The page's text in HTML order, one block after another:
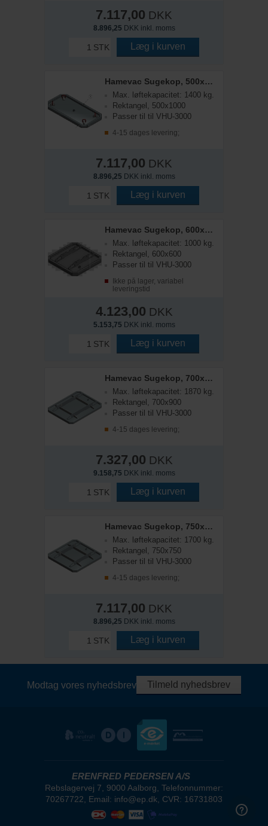
7.117,00 DKK
8.896,25 DKK inkl. moms
STK Læg i kurven
Hamevac Sugekop, 500x1000mm t/ VHU-3000
Max. løftekapacitet: 1400 kg.
Rektangel, 500x1000
Passer til til VHU-3000
4-15 dages levering;
7.117,00 DKK
8.896,25 DKK inkl. moms
STK Læg i kurven
Hamevac Sugekop, 600x600mm t/ VHU-3000
Max. løftekapacitet: 1000 kg.
Rektangel, 600x600
Passer til til VHU-3000
Ikke på lager, variabel
leveringstid
4.123,00 DKK
5.153,75 DKK inkl. moms
STK Læg i kurven
Hamevac Sugekop, 700x900mm t/ VHU-3000
Max. løftekapacitet: 1870 kg.
Rektangel, 700x900
Passer til til VHU-3000
4-15 dages levering;
7.327,00 DKK
9.158,75 DKK inkl. moms
STK Læg i kurven
Hamevac Sugekop, 750x750mm, t/ VHU-3000
Max. løftekapacitet: 1700 kg.
Rektangel, 750x750
Passer til til VHU-3000
4-15 dages levering;
7.117,00 DKK
8.896,25 DKK inkl. moms
STK Læg i kurven
Modtag vores nyhedsbrev Tilmeld nyhedsbrev
ERENFRED PEDERSEN A/S
Rebslagervej 7, 9000 Aalborg, Telefonnummer:
70267722, Email: info@ep.dk, CVR: 16731803